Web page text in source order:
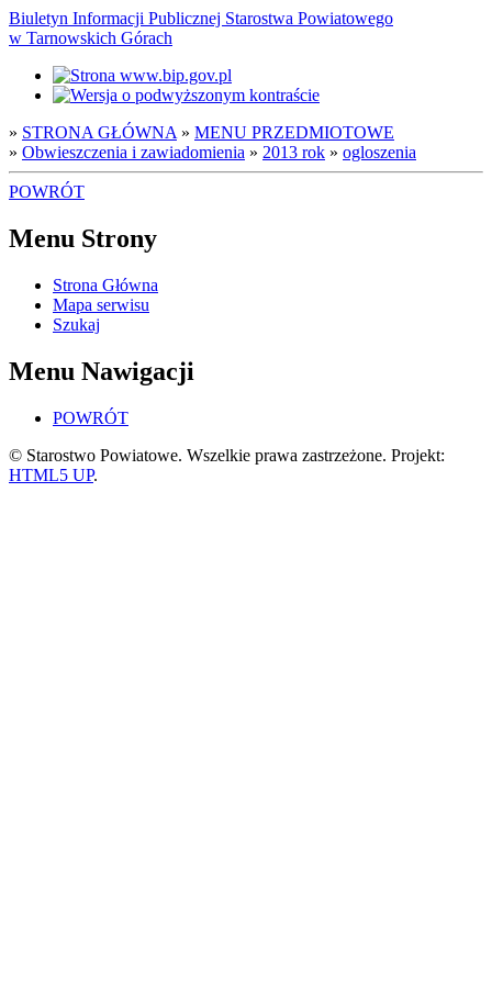
Biuletyn Informacji Publicznej Starostwa Powiatowego
w Tarnowskich Górach
» STRONA GŁÓWNA » MENU PRZEDMIOTOWE
» Obwieszczenia i zawiadomienia » 2013 rok » ogloszenia
POWRÓT
Menu Strony
Strona Główna
Mapa serwisu
Szukaj
Menu Nawigacji
POWRÓT
© Starostwo Powiatowe. Wszelkie prawa zastrzeżone. Projekt:
HTML5 UP.